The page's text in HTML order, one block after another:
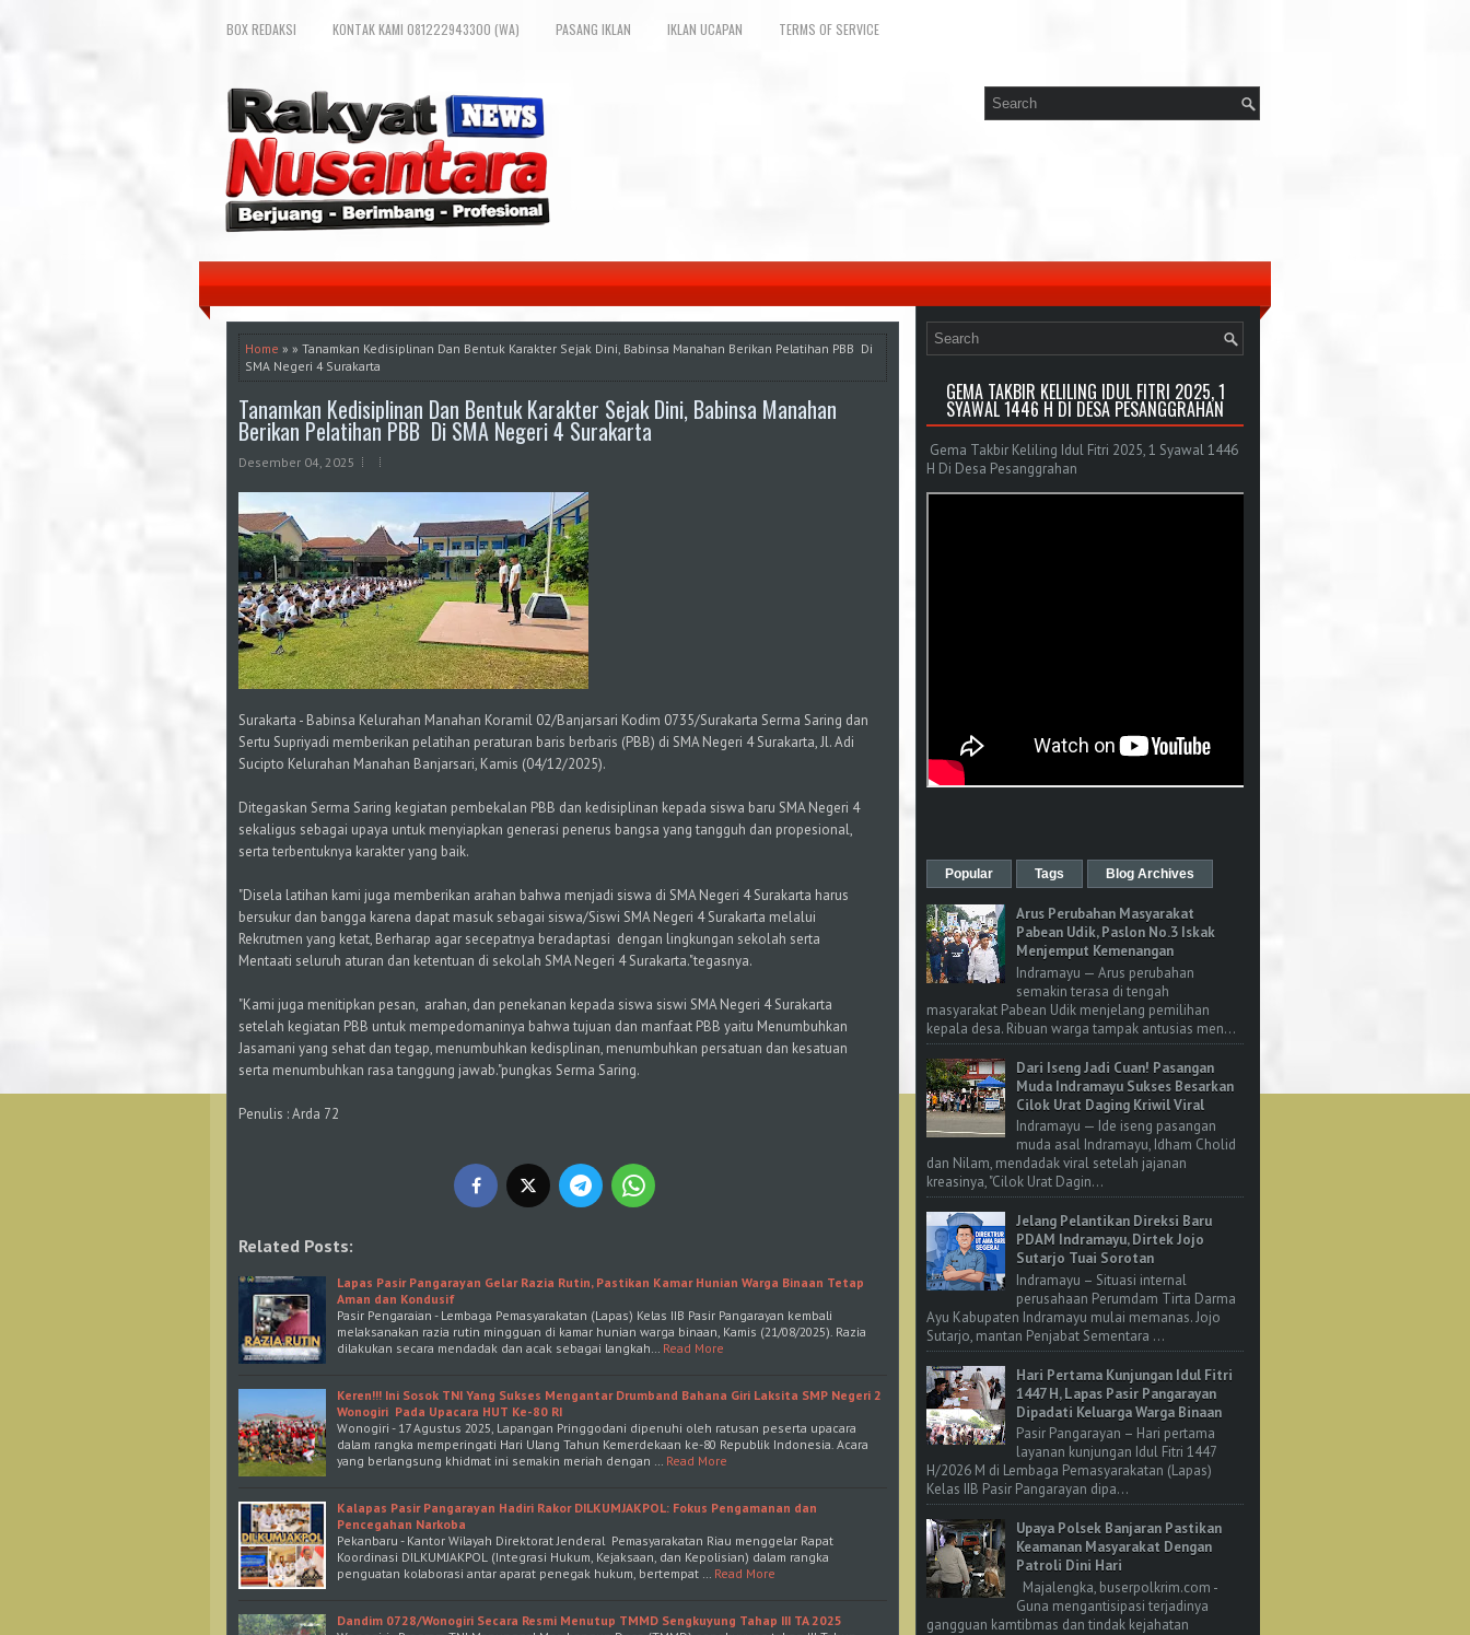
BOX REDAKSI KONTAK KAMI 081222943300 (WA) PASANG IKLAN IKLAN UCAPAN TERMS OF SERVICE
Home » » Tanamkan Kedisiplinan Dan Bentuk Karakter Sejak Dini, Babinsa Manahan Berikan Pelatihan PBB Di
SMA Negeri 4 Surakarta
Tanamkan Kedisiplinan Dan Bentuk Karakter Sejak Dini, Babinsa Manahan
Berikan Pelatihan PBB Di SMA Negeri 4 Surakarta
Desember 04, 2025
Surakarta - Babinsa Kelurahan Manahan Koramil 02/Banjarsari Kodim 0735/Surakarta Serma Saring dan
Sertu Supriyadi memberikan pelatihan peraturan baris berbaris (PBB) di SMA Negeri 4 Surakarta, Jl. Adi
Sucipto Kelurahan Manahan Banjarsari, Kamis (04/12/2025).
Ditegaskan Serma Saring kegiatan pembekalan PBB dan kedisiplinan kepada siswa baru SMA Negeri 4
sekaligus sebagai upaya untuk menyiapkan generasi penerus bangsa yang tangguh dan propesional,
serta terbentuknya karakter yang baik.
"Disela latihan kami juga memberikan arahan bahwa menjadi siswa di SMA Negeri 4 Surakarta harus
bersukur dan bangga karena dapat masuk sebagai siswa/Siswi SMA Negeri 4 Surakarta melalui
Rekrutmen yang ketat, Berharap agar secepatnya beradaptasi dengan lingkungan sekolah serta
Mentaati seluruh aturan dan ketentuan di sekolah SMA Negeri 4 Surakarta."tegasnya.
"Kami juga menitipkan pesan, arahan, dan penekanan kepada siswa siswi SMA Negeri 4 Surakarta
setelah kegiatan PBB untuk mempedomaninya bahwa tujuan dan manfaat PBB yaitu Menumbuhkan
Jasamani yang sehat dan tegap, menumbuhkan kedisplinan, menumbuhkan persatuan dan kesatuan
serta menumbuhkan rasa tanggung jawab."pungkas Serma Saring.
Penulis : Arda 72
Related Posts:
Lapas Pasir Pangarayan Gelar Razia Rutin, Pastikan Kamar Hunian Warga Binaan Tetap
Aman dan Kondusif
Pasir Pengaraian - Lembaga Pemasyarakatan (Lapas) Kelas IIB Pasir Pangarayan kembali
melaksanakan razia rutin mingguan di kamar hunian warga binaan, Kamis (21/08/2025). Razia
dilakukan secara mendadak dan acak sebagai langkah… Read More
Keren!!! Ini Sosok TNI Yang Sukses Mengantar Drumband Bahana Giri Laksita SMP Negeri 2
Wonogiri Pada Upacara HUT Ke-80 RI
Wonogiri - 17 Agustus 2025, Lapangan Pringgodani dipenuhi oleh ratusan peserta upacara
dalam rangka memperingati Hari Ulang Tahun Kemerdekaan ke-80 Republik Indonesia. Acara
yang berlangsung khidmat ini semakin meriah dengan … Read More
Kalapas Pasir Pangarayan Hadiri Rakor DILKUMJAKPOL: Fokus Pengamanan dan
Pencegahan Narkoba
Pekanbaru - Kantor Wilayah Direktorat Jenderal Pemasyarakatan Riau menggelar Rapat
Koordinasi DILKUMJAKPOL (Integrasi Hukum, Kejaksaan, dan Kepolisian) dalam rangka
penguatan kolaborasi antar aparat penegak hukum, bertempat … Read More
Dandim 0728/Wonogiri Secara Resmi Menutup TMMD Sengkuyung Tahap III TA 2025
GEMA TAKBIR KELILING IDUL FITRI 2025, 1
SYAWAL 1446 H DI DESA PESANGGRAHAN
Gema Takbir Keliling Idul Fitri 2025, 1 Syawal 1446
H Di Desa Pesanggrahan
Popular Tags Blog Archives
Arus Perubahan Masyarakat
Pabean Udik, Paslon No.3 Iskak
Menjemput Kemenangan
Indramayu — Arus perubahan
semakin terasa di tengah
masyarakat Pabean Udik menjelang pemilihan
kepala desa. Ribuan warga tampak antusias men...
Dari Iseng Jadi Cuan! Pasangan
Muda Indramayu Sukses Besarkan
Cilok Urat Daging Kriwil Viral
Indramayu — Ide iseng pasangan
muda asal Indramayu, Idham Cholid
dan Nilam, mendadak viral setelah jajanan
kreasinya, "Cilok Urat Dagin...
Jelang Pelantikan Direksi Baru
PDAM Indramayu, Dirtek Jojo
Sutarjo Tuai Sorotan
Indramayu – Situasi internal
perusahaan Perumdam Tirta Darma
Ayu Kabupaten Indramayu mulai memanas. Jojo
Sutarjo, mantan Penjabat Sementara ...
Hari Pertama Kunjungan Idul Fitri
1447 H, Lapas Pasir Pangarayan
Dipadati Keluarga Warga Binaan
Pasir Pangarayan – Hari pertama
layanan kunjungan Idul Fitri 1447
H/2026 M di Lembaga Pemasyarakatan (Lapas)
Kelas IIB Pasir Pangarayan dipa...
Upaya Polsek Banjaran Pastikan
Keamanan Masyarakat Dengan
Patroli Dini Hari
Majalengka, buserpolkrim.com -
Guna mengantisipasi terjadinya
gangguan kamtibmas dan tindak kejahatan